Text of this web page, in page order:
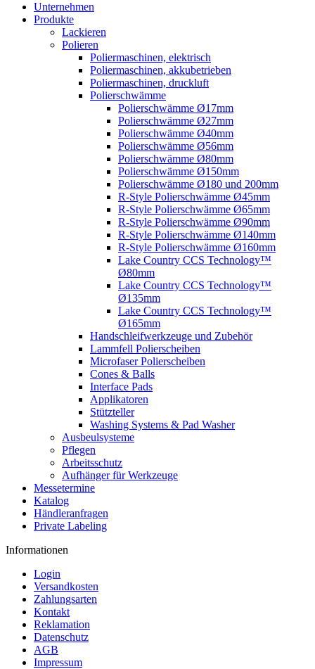
Unternehmen
Produkte
Lackieren
Polieren
Poliermaschinen, elektrisch
Poliermaschinen, akkubetrieben
Poliermaschinen, druckluft
Polierschwämme
Polierschwämme Ø17mm
Polierschwämme Ø27mm
Polierschwämme Ø40mm
Polierschwämme Ø56mm
Polierschwämme Ø80mm
Polierschwämme Ø150mm
Polierschwämme Ø180 und 200mm
R-Style Polierschwämme Ø45mm
R-Style Polierschwämme Ø65mm
R-Style Polierschwämme Ø90mm
R-Style Polierschwämme Ø140mm
R-Style Polierschwämme Ø160mm
Lake Country CCS Technology™
Ø80mm
Lake Country CCS Technology™
Ø135mm
Lake Country CCS Technology™
Ø165mm
Handschleifwerkzeuge und Zubehör
Lammfell Polierscheiben
Microfaser Polierscheiben
Cones & Balls
Interface Pads
Applikatoren
Stützteller
Washing Systems & Pad Washer
Ausbeulsysteme
Pflegen
Arbeitsschutz
Aufhänger für Werkzeuge
Messetermine
Katalog
Händleranfragen
Private Labeling
Informationen
Login
Versandkosten
Zahlungsarten
Kontakt
Reklamation
Datenschutz
AGB
Impressum